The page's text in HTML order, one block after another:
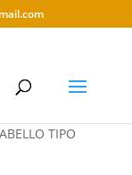
TIPO